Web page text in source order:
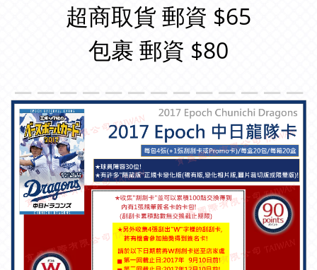
超商取貨 郵資 $65
包裹 郵資 $80